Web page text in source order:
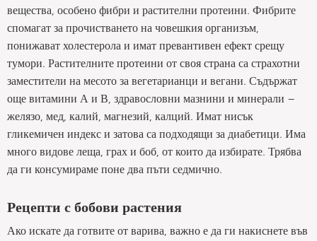
вещества, особено фибри и растителни протеини. Фибрите
спомагат за прочистването на човешкия организъм,
понижават холестерола и имат превантивен ефект срещу
тумори. Растителните протеини от своя страна са страхотни
заместители на месото за вегетарианци и вегани. Съдържат
още витамини А и В, здравословни мазнини и минерали –
желязо, мед, калий, магнезий, калций. Имат нисък
гликемичен индекс и затова са подходящи за диабетици. Има
много видове леща, грах и боб, от които да избирате. Трябва
да ги консумираме поне два пъти седмично.
Рецепти с бобови растения
Ако искате да готвите от варива, важно е да ги накиснете във